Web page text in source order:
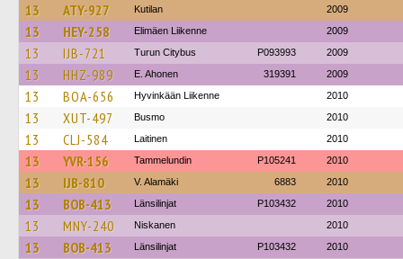
13 ATY-927 Kutilan 2009
13 HEY-258 Elimäen Liikenne 2009
13 IJB-721 Turun Citybus P093993 2009
13 HHZ-989 E. Ahonen 319391 2009
13 BOA-656 Hyvinkään Liikenne 2010
13 XUT-497 Busmo 2010
13 CLJ-584 Laitinen 2010
13 YVR-156 Tammelundin P105241 2010
13 IJB-810 V. Alamäki 6883 2010
13 BOB-413 Länsilinjat P103432 2010
13 MNY-240 Niskanen 2010
13 BOB-413 Länsilinjat P103432 2010